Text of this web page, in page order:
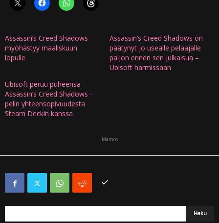
Assassin’s Creed Shadows
myöhästyy maaliskuun
lopulle
Assassin’s Creed Shadows on
päätynyt jo usealle pelaajalle
paljon ennen sen julkaisua –
Ubisoft harmissaan
Ubisoft peruu puheensa
Assassin’s Creed Shadows -
pelin yhteensopivuudesta
Steam Deckin kanssa
Mainos